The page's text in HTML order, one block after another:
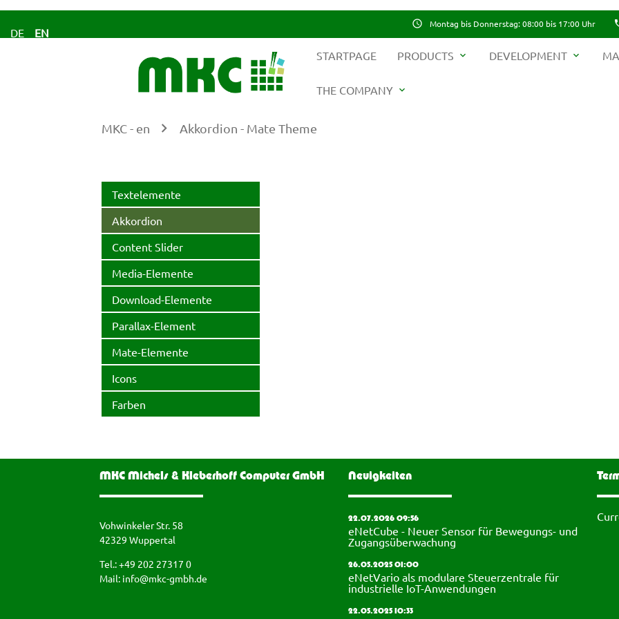
DE EN
schedule Montag bis Donnerstag: 08:00 bis 17:00 Uhr
STARTPAGE PRODUCTS expand_more DEVELOPMENT expand_more
THE COMPANY expand_more
MKC - en Akkordion - Mate Theme
Textelemente
Akkordion
Content Slider
Media-Elemente
Download-Elemente
Parallax-Element
Mate-Elemente
Icons
Farben
MKC Michels & Kleberhoff Computer GmbH
Vohwinkeler Str. 58
42329 Wuppertal
Tel.: +49 202 27317 0
Mail: info@mkc-gmbh.de
Neuigkeiten
22.07.2026 09:56
eNetCube - Neuer Sensor für Bewegungs- und
Zugangsüberwachung
26.05.2025 01:00
eNetVario als modulare Steuerzentrale für
industrielle IoT-Anwendungen
22.05.2025 10:33